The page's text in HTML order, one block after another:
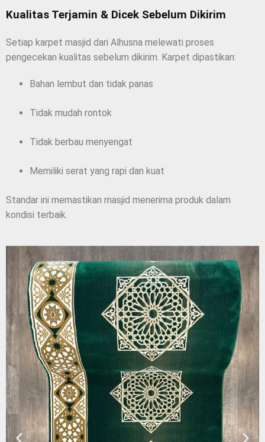
Kualitas Terjamin & Dicek Sebelum Dikirim
Setiap karpet masjid dari Alhusna melewati proses
pengecekan kualitas sebelum dikirim. Karpet dipastikan:
Bahan lembut dan tidak panas
Tidak mudah rontok
Tidak berbau menyengat
Memiliki serat yang rapi dan kuat
Standar ini memastikan masjid menerima produk dalam
kondisi terbaik.